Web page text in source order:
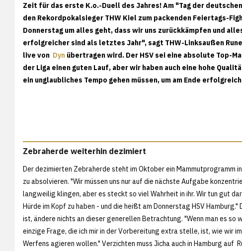
Zeit für das erste K.o.-Duell des Jahres! Am "Tag der
den Rekordpokalsieger THW Kiel zum packenden Feiertags-
Donnerstag um alles geht, dass wir uns zurückkämpfen und
erfolgreicher sind als letztes Jahr", sagt THW-Linksaußen
live von Dyn übertragen wird. Der HSV sei eine absolute Top-
der Liga einen guten Lauf, aber wir haben auch eine hohe
ein unglaubliches Tempo gehen müssen, um am Ende
Zebraherde weiterhin dezimiert
Der dezimierten Zebraherde steht im Oktober ein Mammutprogramm
zu absolvieren. "Wir müssen uns nur auf die nächste Aufgabe
langweilig klingen, aber es steckt so viel Wahrheit in ihr. Wir tun gut
Hürde im Kopf zu haben - und die heißt am Donnerstag HSV
ist, ändere nichts an dieser generellen Betrachtung. "Wenn man es so
einzige Frage, die ich mir in der Vorbereitung extra stelle, ist, wie wir
Werfens agieren wollen." Verzichten muss Jicha auch in Hamburg auf